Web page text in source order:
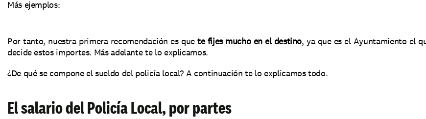
Más ejemplos:
Por tanto, nuestra primera recomendación es que te fijes mucho en el destino, ya que es el Ayuntamiento el
decide estos importes. Más adelante te lo explicamos.
¿De qué se compone el sueldo del policía local? A continuación te lo explicamos todo.
El salario del Policía Local, por partes